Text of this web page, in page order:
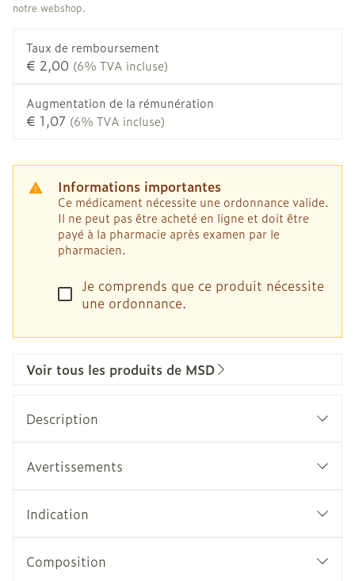
notre webshop.
Taux de remboursement
€ 2,00 (6% TVA incluse)
Augmentation de la rémunération
€ 1,07 (6% TVA incluse)
Informations importantes
Ce médicament nécessite une ordonnance valide.
Il ne peut pas être acheté en ligne et doit être
payé à la pharmacie après examen par le
pharmacien.
Je comprends que ce produit nécessite
une ordonnance.
Voir tous les produits de MSD
Description
Avertissements
Indication
Composition